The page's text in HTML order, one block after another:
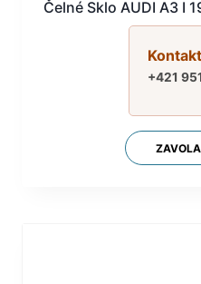
Čelné Sklo AUDI A3 I
+421